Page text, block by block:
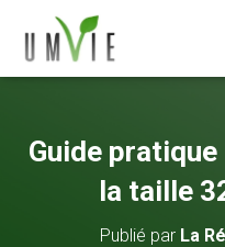
Guide
la taille
Publié par La